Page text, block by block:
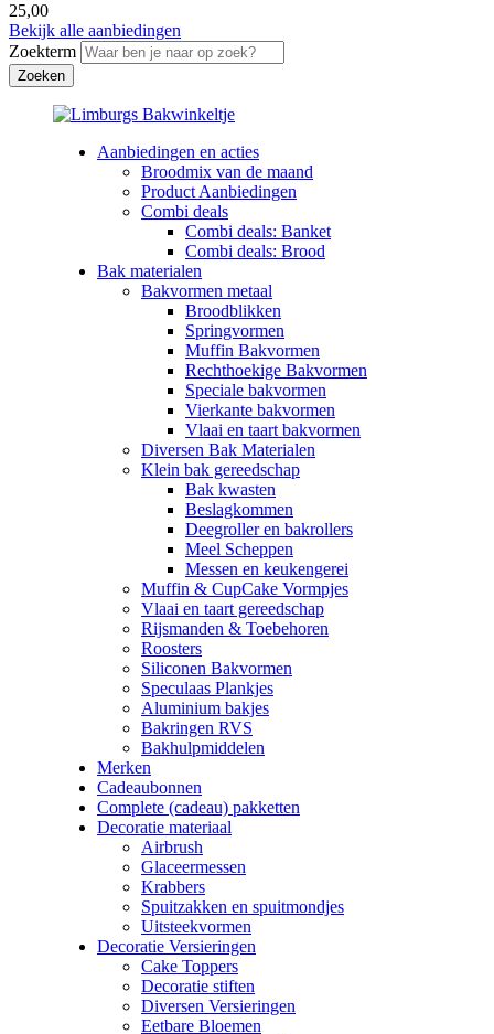
25,00
Bekijk alle aanbiedingen
Zoekterm
Aanbiedingen en acties
Broodmix van de maand
Product Aanbiedingen
Combi deals
Combi deals: Banket
Combi deals: Brood
Bak materialen
Bakvormen metaal
Broodblikken
Springvormen
Muffin Bakvormen
Rechthoekige Bakvormen
Speciale bakvormen
Vierkante bakvormen
Vlaai en taart bakvormen
Diversen Bak Materialen
Klein bak gereedschap
Bak kwasten
Beslagkommen
Deegroller en bakrollers
Meel Scheppen
Messen en keukengerei
Muffin & CupCake Vormpjes
Vlaai en taart gereedschap
Rijsmanden & Toebehoren
Roosters
Siliconen Bakvormen
Speculaas Plankjes
Aluminium bakjes
Bakringen RVS
Bakhulpmiddelen
Merken
Cadeaubonnen
Complete (cadeau) pakketten
Decoratie materiaal
Airbrush
Glaceermessen
Krabbers
Spuitzakken en spuitmondjes
Uitsteekvormen
Decoratie Versieringen
Cake Toppers
Decoratie stiften
Diversen Versieringen
Eetbare Bloemen